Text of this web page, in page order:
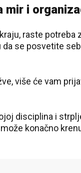
mir i
raste
se posvetite
više će vam
disciplina i
konačno